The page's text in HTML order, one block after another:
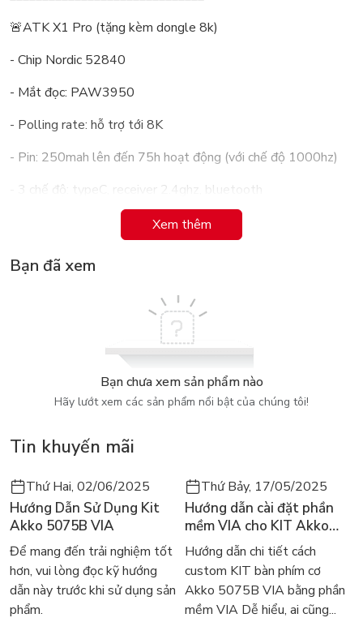
🚨ATK X1 Pro (tặng kèm dongle 8k)
- Chip Nordic 52840
- Mắt đọc: PAW3950
- Polling rate: hỗ trợ tới 8K
- Pin: 250mah lên đến 75h hoạt động (với chế độ 1000hz)
- 3 chế độ: typeC, receiver 2.4ghz, bluetooth
- Con lăn: F Switch E10
- Kích cỡ: 127mm x 64mm x 40mm
-------------------------------------------------------
🚨ATK X1 Promax (tặng kèm dongle 8k)
- Mắt đọc: PAW3950
- Polling rate: hỗ trợ tới 8K
- Pin: 500mah lên đến 150h hoạt động (với chế độ 1000hz)
- 3 chế độ: typeC, receiver 2.4ghz, bluetooth
- Switch: Omron Optical
- Con lăn: F Switch E10
Xem thêm
Bạn đã xem
Bạn chưa xem sản phẩm nào
Hãy lướt xem các sản phẩm nổi bật của chúng tôi!
Tin khuyến mãi
Thứ Hai, 02/06/2025
Hướng Dẫn Sử Dụng Kit
Akko 5075B VIA
Để mang đến trải nghiệm tốt
hơn, vui lòng đọc kỹ hướng
dẫn này trước khi sử dụng sản
phẩm.
Thứ Bảy, 17/05/2025
Hướng dẫn cài đặt phần
mềm VIA cho KIT Akko
5075B VIA
Hướng dẫn chi tiết cách
custom KIT bàn phím cơ
Akko 5075B VIA bằng phần
mềm VIA Dễ hiểu, ai cũng...